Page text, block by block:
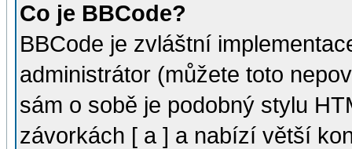
Co je BBCode?
BBCode je zvláštní
administrátor (můžete toto
sám o sobě je podobný stylu
závorkách [ a ] a nabízí větší